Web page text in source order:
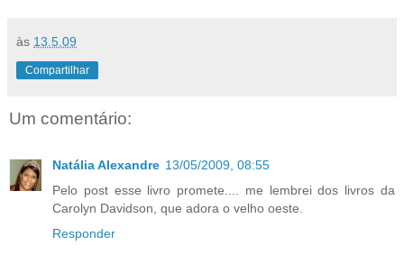
às 13.5.09
Compartilhar
Um comentário:
Natália Alexandre 13/05/2009, 08:55
Pelo post esse livro promete.... me lembrei dos livros da
Carolyn Davidson, que adora o velho oeste.
Responder